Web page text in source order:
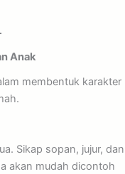
Anak
membentuk karakter
Sikap sopan, jujur, dan
akan mudah dicontoh